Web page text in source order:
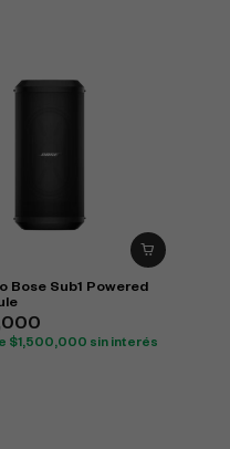
Bose Sub1 Powered
$1,500,000 sin interés